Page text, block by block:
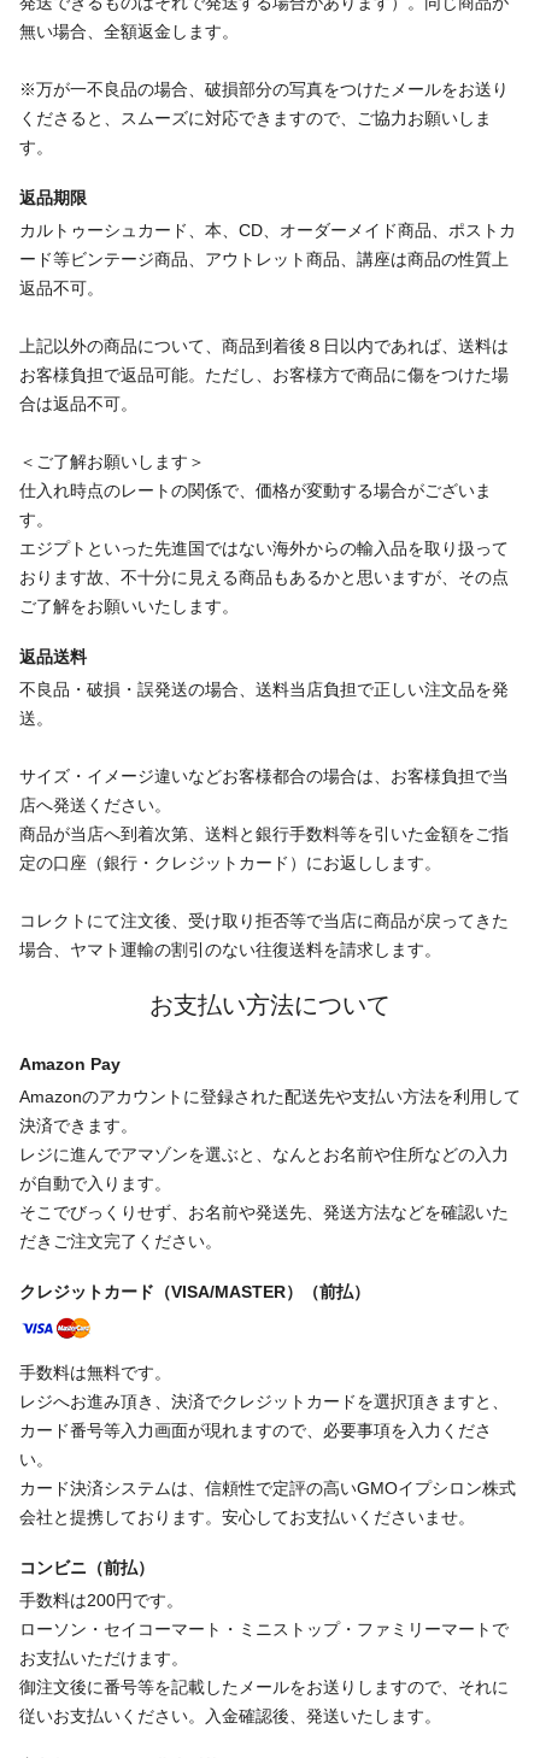
無い場合、全額返金します。
※万が一不良品の場合、破損部分の写真をつけたメールをお送り
くださると、スムーズに対応できますので、ご協力お願いしま
す。
返品期限
カルトゥーシュカード、本、CD、オーダーメイド商品、ポストカ
ード等ビンテージ商品、アウトレット商品、講座は商品の性質上
返品不可。
上記以外の商品について、商品到着後８日以内であれば、送料は
お客様負担で返品可能。ただし、お客様方で商品に傷をつけた場
合は返品不可。
＜ご了解お願いします＞
仕入れ時点のレートの関係で、価格が変動する場合がございま
す。
エジプトといった先進国ではない海外からの輸入品を取り扱って
おります故、不十分に見える商品もあるかと思いますが、その点
ご了解をお願いいたします。
返品送料
不良品・破損・誤発送の場合、送料当店負担で正しい注文品を発
送。
サイズ・イメージ違いなどお客様都合の場合は、お客様負担で当
店へ発送ください。
商品が当店へ到着次第、送料と銀行手数料等を引いた金額をご指
定の口座（銀行・クレジットカード）にお返しします。
コレクトにて注文後、受け取り拒否等で当店に商品が戻ってきた
場合、ヤマト運輸の割引のない往復送料を請求します。
お支払い方法について
Amazon Pay
Amazonのアカウントに登録された配送先や支払い方法を利用して
決済できます。
レジに進んでアマゾンを選ぶと、なんとお名前や住所などの入力
が自動で入ります。
そこでびっくりせず、お名前や発送先、発送方法などを確認いた
だきご注文完了ください。
クレジットカード（VISA/MASTER）（前払）
手数料は無料です。
レジへお進み頂き、決済でクレジットカードを選択頂きますと、
カード番号等入力画面が現れますので、必要事項を入力くださ
い。
カード決済システムは、信頼性で定評の高いGMOイプシロン株式
会社と提携しております。安心してお支払いくださいませ。
コンビニ（前払）
手数料は200円です。
ローソン・セイコーマート・ミニストップ・ファミリーマートで
お支払いただけます。
御注文後に番号等を記載したメールをお送りしますので、それに
従いお支払いください。入金確認後、発送いたします。